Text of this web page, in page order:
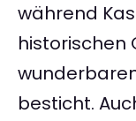
während
historischen
besticht.